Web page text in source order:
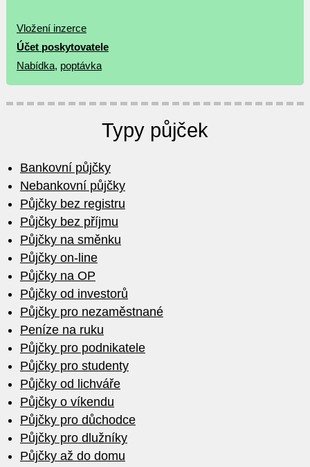
Vložení inzerce
Účet poskytovatele
Nabídka, poptávka
Typy půjček
Bankovní půjčky
Nebankovní půjčky
Půjčky bez registru
Půjčky bez příjmu
Půjčky na směnku
Půjčky on-line
Půjčky na OP
Půjčky od investorů
Půjčky pro nezaměstnané
Peníze na ruku
Půjčky pro podnikatele
Půjčky pro studenty
Půjčky od lichváře
Půjčky o víkendu
Půjčky pro důchodce
Půjčky pro dlužníky
Půjčky až do domu